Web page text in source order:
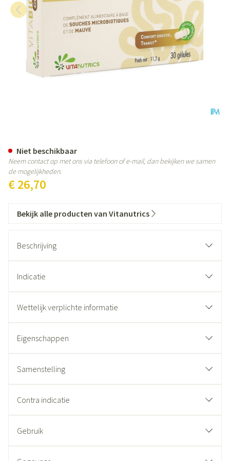
€ 26,70
Niet beschikbaar
Neem contact op met ons via telefoon of e-mail, dan bekijken we samen
de mogelijkheden.
Bekijk alle producten van Vitanutrics
Beschrijving
Indicatie
Wettelijk verplichte informatie
Eigenschappen
Samenstelling
Contra indicatie
Gebruik